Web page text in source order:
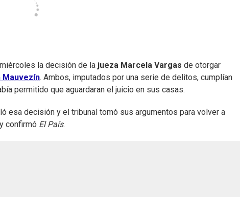
la decisión de la jueza Marcela Vargas de otorgar
Mauvezín. Ambos, imputados por una serie de delitos, cumplían
permitido que aguardaran el juicio en sus casas.
esa decisión y el tribunal tomó sus argumentos para volver a
confirmó El País.